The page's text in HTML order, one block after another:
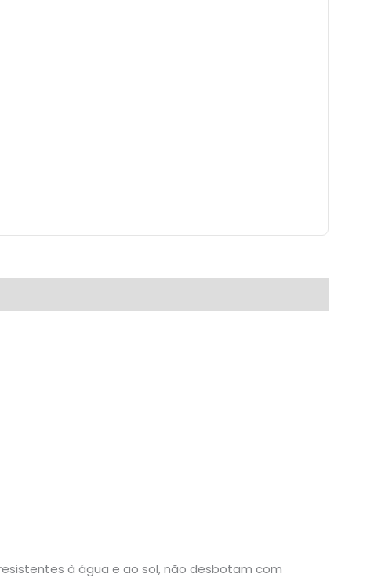
à água e ao sol, não desbotam com